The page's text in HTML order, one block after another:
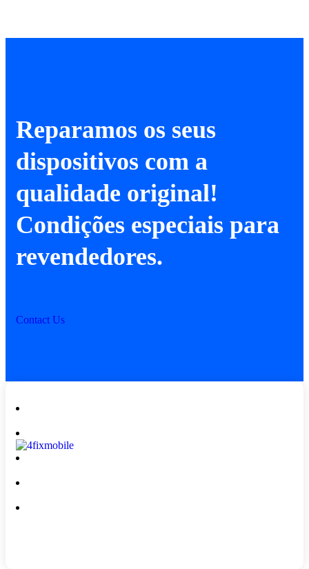
Reparamos os seus
dispositivos com a
qualidade original!
Condições especiais para
revendedores.
Contact Us